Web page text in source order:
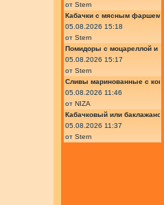
от Stern
Кабачки с мясным фаршем
05.08.2026 15:18
от Stern
Помидоры с моцареллой и
05.08.2026 15:17
от Stern
Сливы маринованные с
05.08.2026 11:46
от NIZA
Кабачковый или
05.08.2026 11:37
от Stern